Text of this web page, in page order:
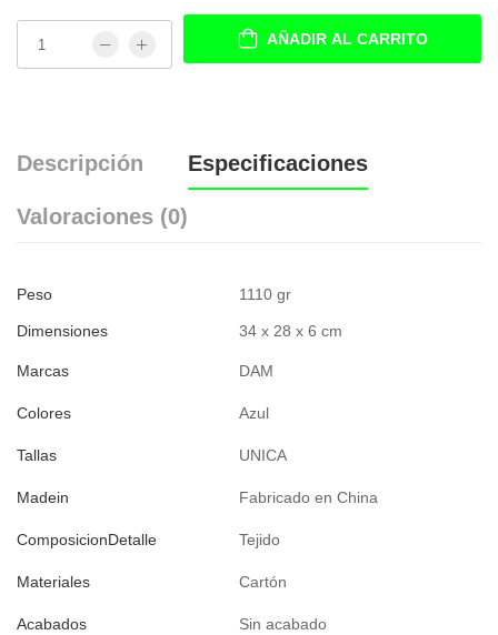
AÑADIR AL CARRITO
Descripción Especificaciones
Valoraciones (0)
Peso 1110 gr
Dimensiones 34 x 28 x 6 cm
Marcas DAM
Colores Azul
Tallas UNICA
Madein Fabricado en China
ComposicionDetalle Tejido
Materiales Cartón
Acabados Sin acabado